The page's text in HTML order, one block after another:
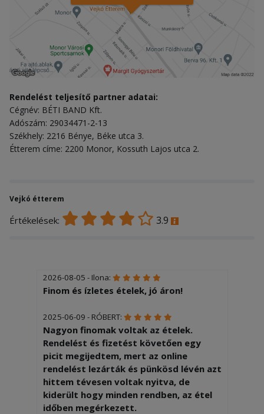
Rendelést teljesítő partner adatai:
Cégnév: BÉTI BAND Kft.
Adószám: 29034471-2-13
Székhely: 2216 Bénye, Béke utca 3.
Étterem címe: 2200 Monor, Kossuth Lajos utca 2.
Vejkó étterem
Értékelések: 3.9
2026-08-05 - Ilona:
Finom és ízletes ételek, jó áron!
2025-06-09 - RÓBERT:
Nagyon finomak voltak az ételek.
Rendelést és fizetést követően egy
picit megijedtem, mert az online
rendelést lezárták és pünkösd lévén azt
hittem tévesen voltak nyitva, de
kiderült hogy minden rendben, az étel
időben megérkezett.